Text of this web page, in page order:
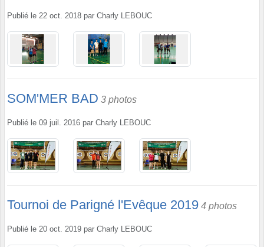
Publié le 22 oct. 2018 par Charly LEBOUC
SOM'MER BAD 3 photos
Publié le 09 juil. 2016 par Charly LEBOUC
Tournoi de Parigné l'Evêque 2019 4 photos
Publié le 20 oct. 2019 par Charly LEBOUC